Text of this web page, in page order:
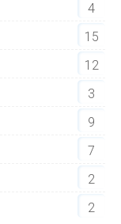
4
15
12
3
9
7
2
2